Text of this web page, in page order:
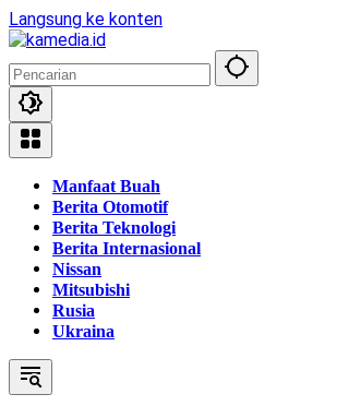
Langsung ke konten
Manfaat Buah
Berita Otomotif
Berita Teknologi
Berita Internasional
Nissan
Mitsubishi
Rusia
Ukraina